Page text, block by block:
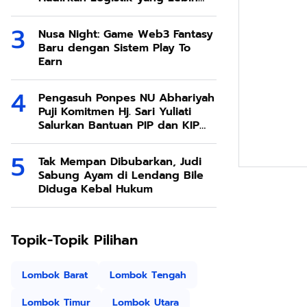
Ramah Lingkungan
Nusa Night: Game Web3 Fantasy
Baru dengan Sistem Play To
Earn
Pengasuh Ponpes NU Abhariyah
Puji Komitmen Hj. Sari Yuliati
Salurkan Bantuan PIP dan KIP
Kuliah Untuk Santri
Tak Mempan Dibubarkan, Judi
Sabung Ayam di Lendang Bile
Diduga Kebal Hukum
Topik-Topik Pilihan
Lombok Barat
Lombok Tengah
Lombok Timur
Lombok Utara